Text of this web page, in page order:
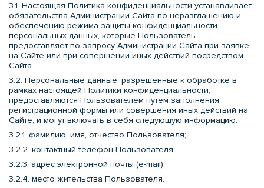
3.1. Настоящая Политика конфиденциальности устанавливает
обязательства Администрации Сайта по неразглашению и
обеспечению режима защиты конфиденциальности
персональных данных, которые Пользователь
предоставляет по запросу Администрации Сайта при заявке
на Сайте или при совершении иных действий посредством
Сайта.
3.2. Персональные данные, разрешённые к обработке в
рамках настоящей Политики конфиденциальности,
предоставляются Пользователем путём заполнения
регистрационной формы или совершения иных действий на
Сайте, и могут включать в себя следующую информацию:
3.2.1. фамилию, имя, отчество Пользователя;
3.2.2. контактный телефон Пользователя;
3.2.3. адрес электронной почты (e-mail);
3.2.4. место жительства Пользователя.